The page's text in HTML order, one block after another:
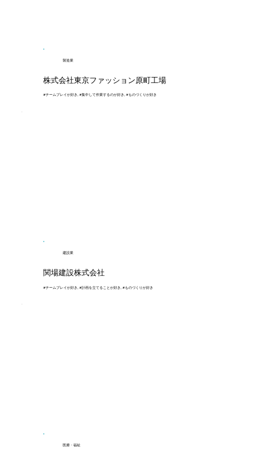
製造業
株式会社東京ファッション原町工場
#チームプレイが好き, #集中して作業するのが好き, #ものづくりが好き
建設業
関場建設株式会社
#チームプレイが好き, #計画を立てることが好き, #ものづくりが好き
医療・福祉